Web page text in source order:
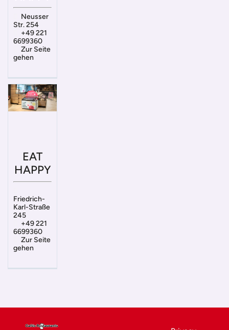
Neusser
Str. 254
+49 221
6699360
Zur Seite
gehen
EAT
HAPPY
Friedrich-
Karl-Straße
245
+49 221
6699360
Zur Seite
gehen